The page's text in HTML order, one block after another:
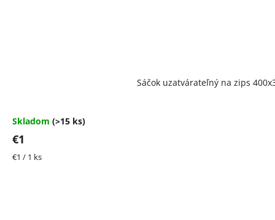
Sáčok uzatvárateľný na zips
4,5
5
hviezdičiek.
Skladom (>15 ks)
€1
Jednotková
€1 / 1 ks